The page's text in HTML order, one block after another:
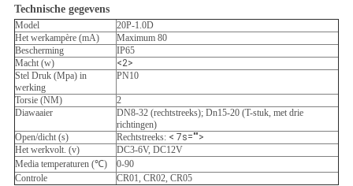
Technische gegevens
Model
20P-1.0D
Het werkampère (mA)
Maximum 80
Bescherming
IP65
Macht (w)
<2>
Stel Druk (Mpa) in
werking
PN10
Torsie (NM)
2
Diawaaier
DN8-32 (rechtstreeks); Dn15-20 (T-stuk, met drie
richtingen)
Open/dicht (s)
Rechtstreeks:< 7s="">
Het werkvolt. (v)
DC3-6V, DC12V
Media temperaturen (℃)
0-90
Controle
CR01, CR02, CR05